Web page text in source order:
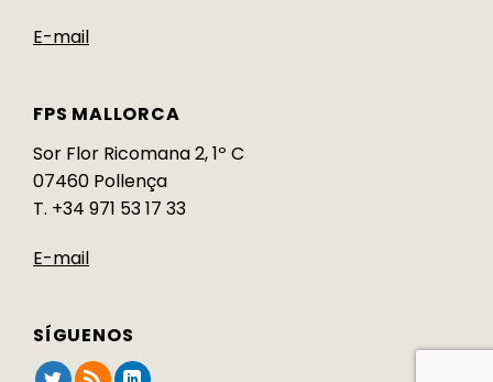
E-mail
FPS MALLORCA
Sor Flor Ricomana 2, 1º C
07460 Pollença
T. +34 971 53 17 33
E-mail
SÍGUENOS